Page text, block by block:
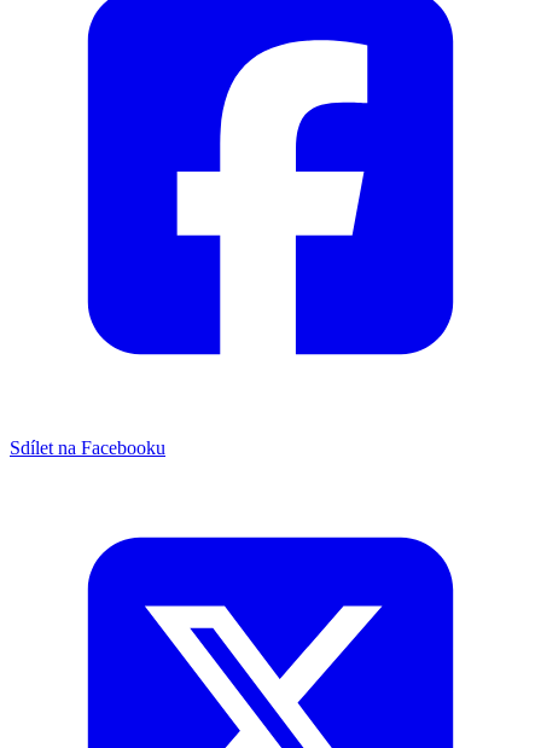
Sdílet na Facebooku